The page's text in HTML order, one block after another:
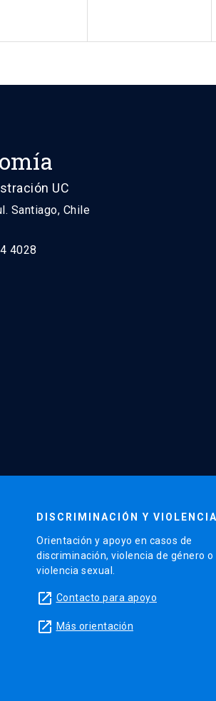
UC
Santiago, Chile
4028
DISCRIMINACIÓN Y VIOLENCIA
Orientación y apoyo en casos de
discriminación, violencia de género o
violencia sexual.
launch Contacto para apoyo
launch Más orientación